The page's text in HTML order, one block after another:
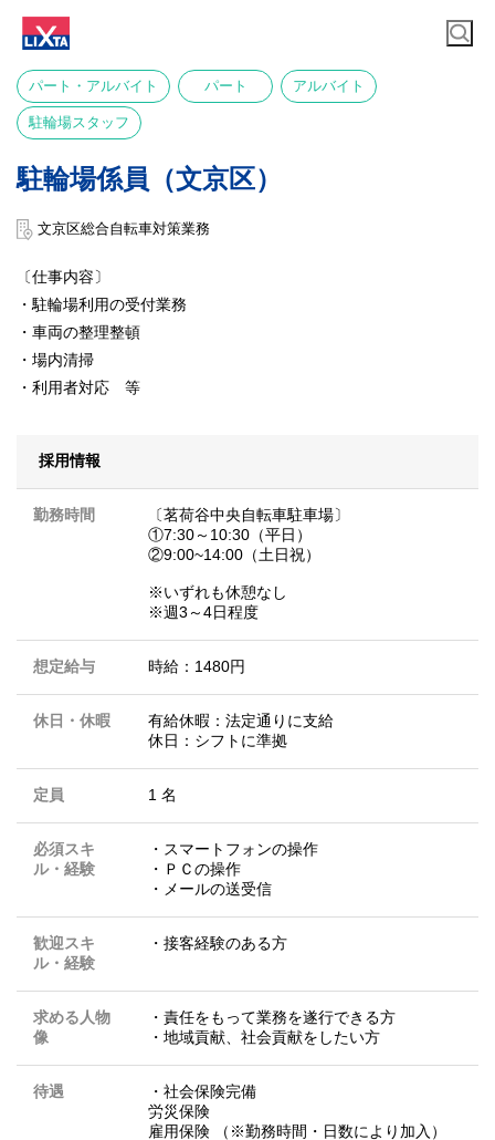
パート・アルバイト パート アルバイト
駐輪場スタッフ
駐輪場係員（文京区）
文京区総合自転車対策業務
〔仕事内容〕
・駐輪場利用の受付業務
・車両の整理整頓
・場内清掃
・利用者対応 等
採用情報
勤務時間
〔茗荷谷中央自転車駐車場〕
①7:30～10:30（平日）
②9:00~14:00（土日祝）
※いずれも休憩なし
※週3～4日程度
想定給与 時給：1480円
休日・休暇
有給休暇：法定通りに支給
休日：シフトに準拠
定員 1 名
必須スキ
ル・経験
・スマートフォンの操作
・ＰＣの操作
・メールの送受信
歓迎スキ
ル・経験
・接客経験のある方
求める人物
像
・責任をもって業務を遂行できる方
・地域貢献、社会貢献をしたい方
待遇
・社会保険完備
労災保険
雇用保険 （※勤務時間・日数により加入）